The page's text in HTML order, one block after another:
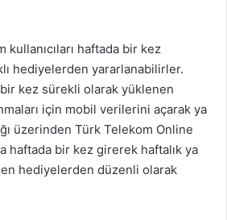
haftada bir kez
hediyelerden yararlanabilirler.
bir kez sürekli olarak yüklenen
için mobil verilerini açarak ya
üzerinden Türk Telekom Online
haftada bir kez girerek haftalık ya
hediyelerden düzenli olarak